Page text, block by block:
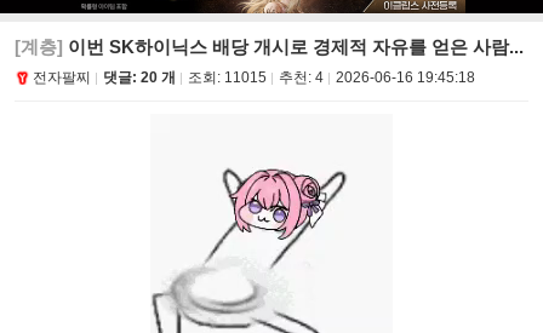
[계층] 이번 SK하이닉스 배당 개시로 경제적 자유를 얻은 사람...
전자팔찌 댓글: 20 개 조회: 11015 추천: 4 2026-06-16 19:45:18